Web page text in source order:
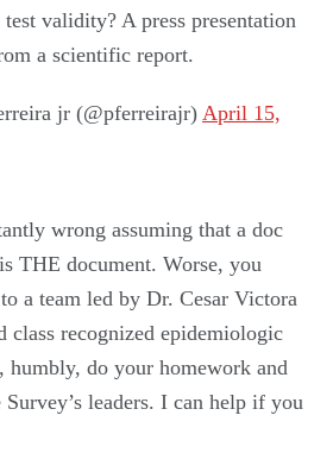
validity? A press presentation
a scientific report.
jr (@pferreirajr) April 15,
wrong assuming that a doc
THE document. Worse, you
a team led by Dr. Cesar Victora
class recognized epidemiologic
humbly, do your homework and
Survey’s leaders. I can help if you